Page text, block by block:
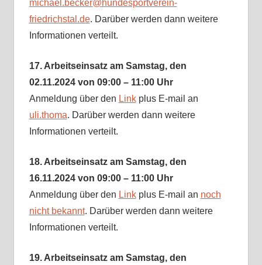
michael.becker@hundesportverein-
friedrichstal.de. Darüber werden dann weitere
Informationen verteilt.
17. Arbeitseinsatz am Samstag, den
02.11.2024 von 09:00 – 11:00 Uhr
Anmeldung über den Linkplus E-mail an
uli.thoma. Darüber werden dann weitere
Informationen verteilt.
18. Arbeitseinsatz am Samstag, den
16.11.2024 von 09:00 – 11:00 Uhr
Anmeldung über den Linkplus E-mail an noch
nicht bekannt. Darüber werden dann weitere
Informationen verteilt.
19. Arbeitseinsatz am Samstag, den